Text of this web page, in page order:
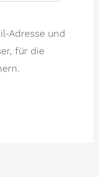
Adresse und
für die